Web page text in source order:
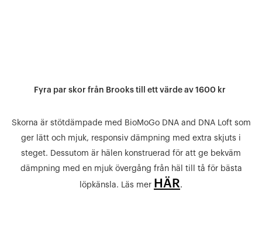
Fyra par skor från Brooks till ett värde av 1600 kr
Skorna är stötdämpade med BioMoGo DNA and DNA Loft som
ger lätt och mjuk, responsiv dämpning med extra skjuts i
steget. Dessutom är hälen konstruerad för att ge bekväm
dämpning med en mjuk övergång från häl till tå för bästa
löpkänsla. Läs mer HÄR.